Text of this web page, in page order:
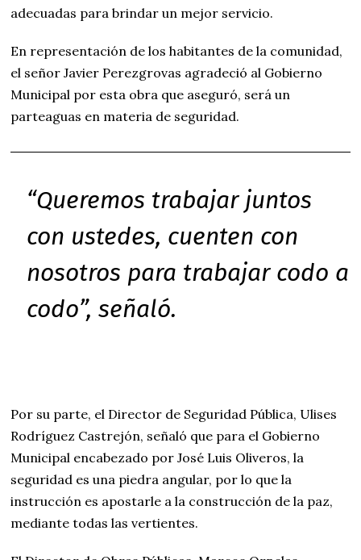
adecuadas para brindar un mejor servicio.
En representación de los habitantes de la comunidad,
el señor Javier Perezgrovas agradeció al Gobierno
Municipal por esta obra que aseguró, será un
parteaguas en materia de seguridad.
“Queremos trabajar juntos
con ustedes, cuenten con
nosotros para trabajar codo a
codo”, señaló.
Por su parte, el Director de Seguridad Pública, Ulises
Rodríguez Castrejón, señaló que para el Gobierno
Municipal encabezado por José Luis Oliveros, la
seguridad es una piedra angular, por lo que la
instrucción es apostarle a la construcción de la paz,
mediante todas las vertientes.